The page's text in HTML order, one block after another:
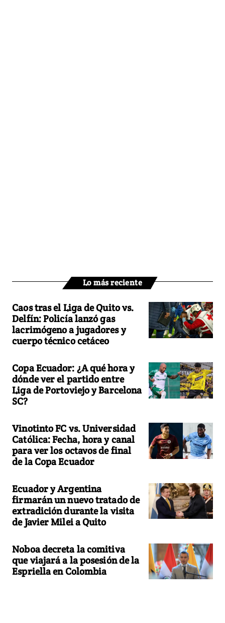
Lo más reciente
Caos tras el Liga de Quito vs.
Delfín: Policía lanzó gas
lacrimógeno a jugadores y
cuerpo técnico cetáceo
Copa Ecuador: ¿A qué hora y
dónde ver el partido entre
Liga de Portoviejo y Barcelona
SC?
Vinotinto FC vs. Universidad
Católica: Fecha, hora y canal
para ver los octavos de final
de la Copa Ecuador
Ecuador y Argentina
firmarán un nuevo tratado de
extradición durante la visita
de Javier Milei a Quito
Noboa decreta la comitiva
que viajará a la posesión de la
Espriella en Colombia